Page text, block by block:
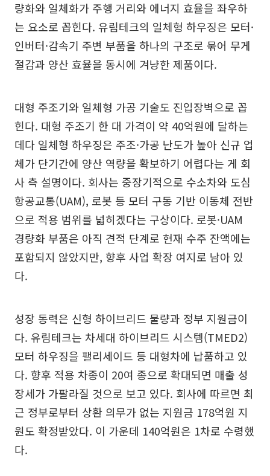
량화와 일체화가 주행 거리와 에너지 효율을 좌우하
는 요소로 꼽힌다. 유림테크의 일체형 하우징은 모터·
인버터·감속기 주변 부품을 하나의 구조로 묶어 무게
절감과 양산 효율을 동시에 겨냥한 제품이다.
대형 주조기와 일체형 가공 기술도 진입장벽으로 꼽
힌다. 대형 주조기 한 대 가격이 약 40억원에 달하는
데다 일체형 하우징은 주조·가공 난도가 높아 신규 업
체가 단기간에 양산 역량을 확보하기 어렵다는 게 회
사 측 설명이다. 회사는 중장기적으로 수소차와 도심
항공교통(UAM), 로봇 등 모터 구동 기반 이동체 전반
으로 적용 범위를 넓히겠다는 구상이다. 로봇·UAM
경량화 부품은 아직 견적 단계로 현재 수주 잔액에는
포함되지 않았지만, 향후 사업 확장 여지로 남아 있
다.
성장 동력은 신형 하이브리드 물량과 정부 지원금이
다. 유림테크는 차세대 하이브리드 시스템(TMED2)
모터 하우징을 팰리세이드 등 대형차에 납품하고 있
다. 향후 적용 차종이 20여 종으로 확대되면 매출 성
장세가 가팔라질 것으로 보고 있다. 회사에 따르면 최
근 정부로부터 상환 의무가 없는 지원금 178억원 지
원도 확정받았다. 이 가운데 140억원은 1차로 수령했
다.